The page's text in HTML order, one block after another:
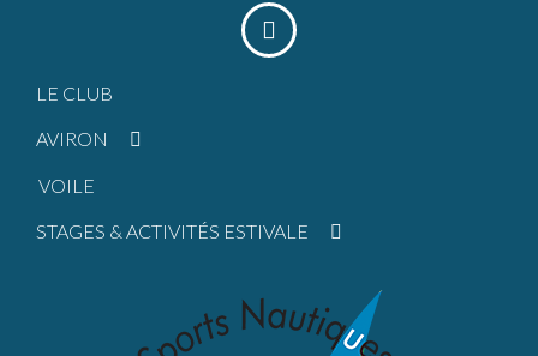
LE CLUB
AVIRON
VOILE
STAGES & ACTIVITÉS ESTIVALE